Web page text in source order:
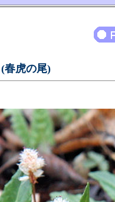
春虎の尾)